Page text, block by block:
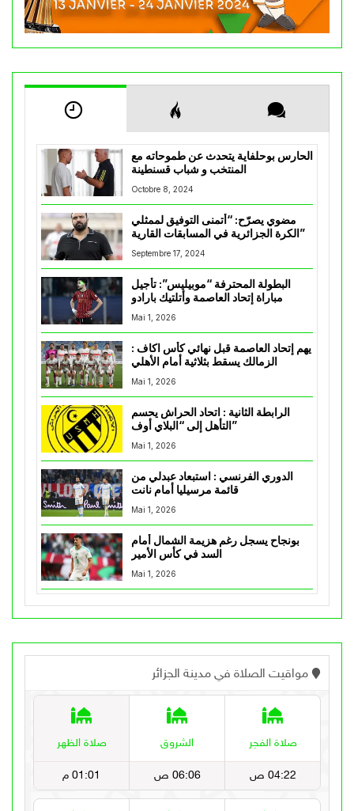
الحارس بوحلفاية يتحدث عن طموحاته مع
المنتخب و شباب قسنطينة
Octobre 8, 2024
مضوي يصرّح: “أتمنى التوفيق لممثلي
الكرة الجزائرية في المسابقات القارية”
Septembre 17, 2024
البطولة المحترفة “موبيليس”: تأجيل
مباراة إتحاد العاصمة وأتلتيك بارادو
Mai 1, 2026
يهم إتحاد العاصمة قبل نهائي كأس اكاف :
Mai 1, 2026
الرابطة الثانية : اتحاد الحراش يحسم
التأهل إلى “البلاي أوف”
Mai 1, 2026
الدوري الفرنسي : استبعاد عبدلي من
قائمة مرسيليا أمام نانت
Mai 1, 2026
بونجاح يسجل رغم هزيمة الشمال أمام
السد في كأس الأمير
Mai 1, 2026